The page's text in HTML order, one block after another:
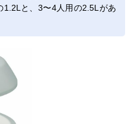
と、3〜4人用の2.5Lがあ